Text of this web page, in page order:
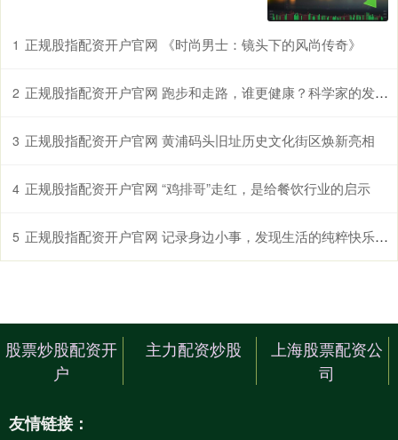
1 正规股指配资开户官网 《时尚男士：镜头下的风尚传奇》
2 正规股指配资开户官网 跑步和走路，谁更健康？科学家的发现让人意外
3 正规股指配资开户官网 黄浦码头旧址历史文化街区焕新亮相
4 正规股指配资开户官网 “鸡排哥”走红，是给餐饮行业的启示
5 正规股指配资开户官网 记录身边小事，发现生活的纯粹快乐与趣味
股票炒股配资开
户
主力配资炒股
上海股票配资公
司
友情链接：